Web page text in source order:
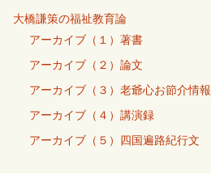
大橋謙策の福祉教育論
アーカイブ（１）著書
アーカイブ（２）論文
アーカイブ（３）老爺心お節介情報
アーカイブ（４）講演録
アーカイブ（５）四国遍路紀行文